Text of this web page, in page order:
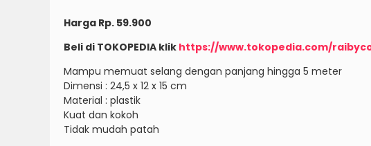
Harga Rp. 59.900
Beli di TOKOPEDIA klik https://www.tokopedia.com/
Mampu memuat selang dengan panjang hingga 5 meter
Dimensi : 24,5 x 12 x 15 cm
Material : plastik
Kuat dan kokoh
Tidak mudah patah